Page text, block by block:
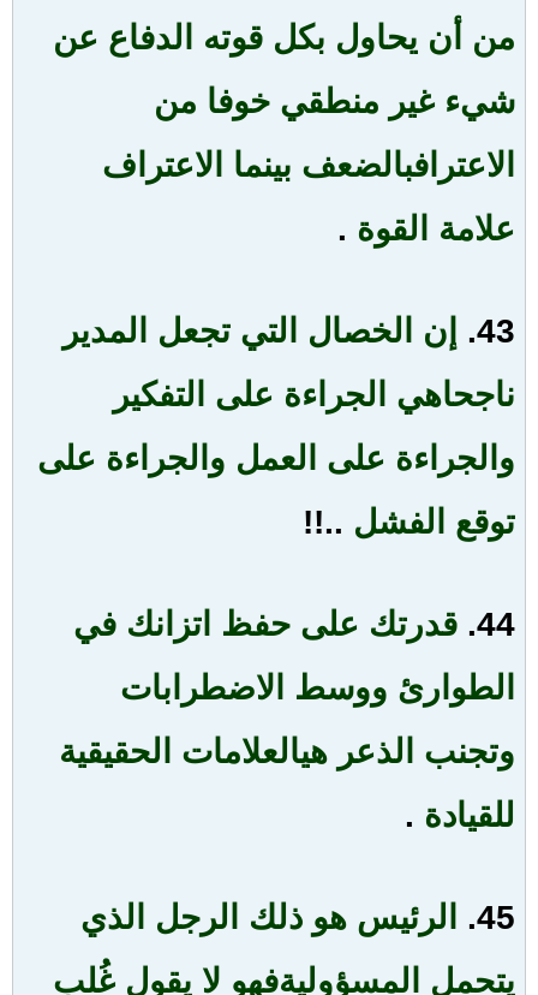
من أن يحاول بكل قوته الدفاع عن
شيء غير منطقي خوفا من
الاعترافبالضعف بينما الاعتراف
علامة القوة .
43.
إن الخصال التي تجعل المدير
ناجحاهي الجراءة على التفكير
والجراءة على العمل والجراءة على
توقع الفشل ..!!
44. قدرتك على حفظ اتزانك في
الطوارئ ووسط الاضطرابات
وتجنب الذعر هيالعلامات الحقيقية
للقيادة .
45.
الرئيس هو ذلك الرجل الذي
يتحمل المسؤوليةفهو لا يقول غُلب